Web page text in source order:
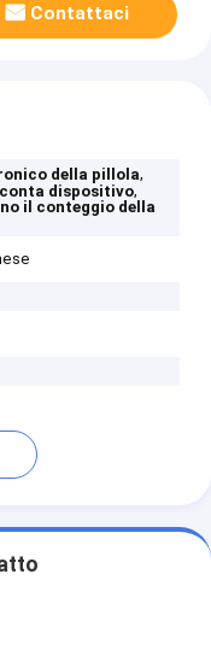
Contattaci
della pillola,
dispositivo,
il conteggio della